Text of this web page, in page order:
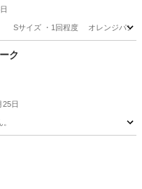
サイズ ・1回程度 オレンジパ
ーク
25日